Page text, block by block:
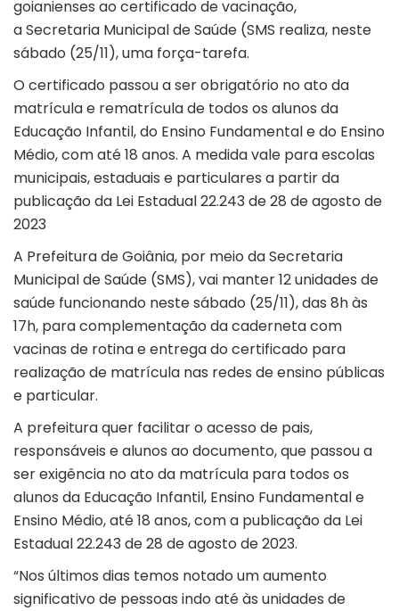
goianienses ao certificado de vacinação,
a Secretaria Municipal de Saúde (SMS realiza, neste
sábado (25/11), uma força-tarefa.
O certificado passou a ser obrigatório no ato da
matrícula e rematrícula de todos os alunos da
Educação Infantil, do Ensino Fundamental e do Ensino
Médio, com até 18 anos. A medida vale para escolas
municipais, estaduais e particulares a partir da
publicação da Lei Estadual 22.243 de 28 de agosto de
2023
A Prefeitura de Goiânia, por meio da Secretaria
Municipal de Saúde (SMS), vai manter 12 unidades de
saúde funcionando neste sábado (25/11), das 8h às
17h, para complementação da caderneta com
vacinas de rotina e entrega do certificado para
realização de matrícula nas redes de ensino públicas
e particular.
A prefeitura quer facilitar o acesso de pais,
responsáveis e alunos ao documento, que passou a
ser exigência no ato da matrícula para todos os
alunos da Educação Infantil, Ensino Fundamental e
Ensino Médio, até 18 anos, com a publicação da Lei
Estadual 22.243 de 28 de agosto de 2023.
“Nos últimos dias temos notado um aumento
significativo de pessoas indo até às unidades de